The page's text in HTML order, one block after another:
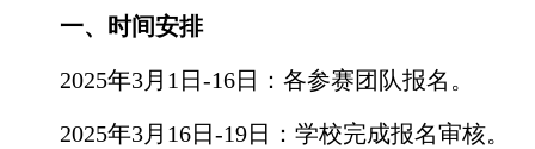
一、时间安排
2025年3月 1 日 -16日：各参赛团队报名。
2025年3月 16日 -19日：学校完成报名审核。